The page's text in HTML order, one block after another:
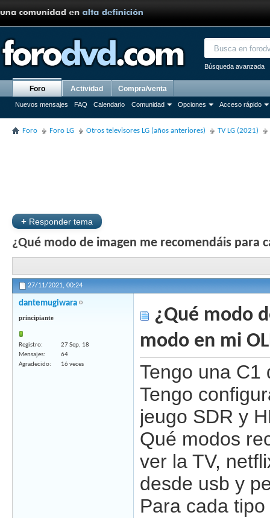
Búsqueda avanzada
Foro
Nuevos mensajes FAQ Calendario Comunidad Opciones Acceso rápido
Actividad Compra/venta
Foro Foro LG Otros televisores LG (años anteriores) TV LG (2021)
+ Responder tema
¿Qué modo de imagen me recomendáis para
27/11/2021, 00:24
dantemugiwara
principiante
Registro
27 Sep, 18
Mensajes
64
Agradecido
16 veces
¿Qué modo
modo en mi
Tengo una C1
Tengo
jeugo SDR y
Qué modos
ver la TV,
desde usb y
Para cada